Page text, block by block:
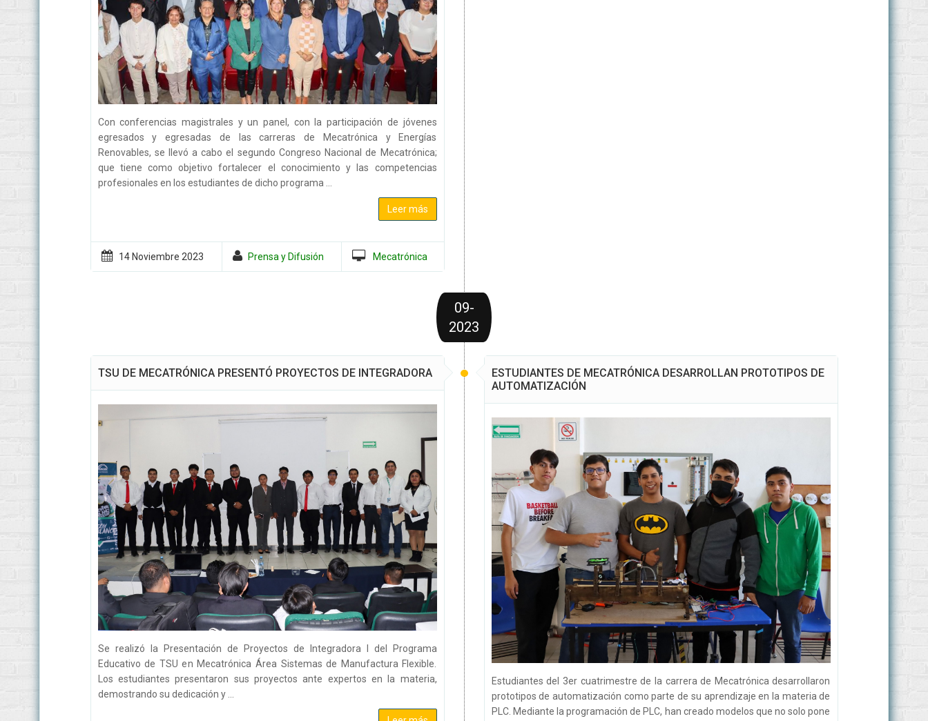
Con conferencias magistrales y un panel, con la participación de jóvenes
egresados y egresadas de las carreras de Mecatrónica y Energías
Renovables, se llevó a cabo el segundo Congreso Nacional de Mecatrónica;
que tiene como objetivo fortalecer el conocimiento y las competencias
profesionales en los estudiantes de dicho programa ...
Leer más
14 Noviembre 2023 Prensa y Difusión Mecatrónica
09-
2023
ESTUDIANTES DE MECATRÓNICA DESARROLLAN PROTOTIPOS DE
AUTOMATIZACIÓN
Estudiantes del 3er cuatrimestre de la carrera de Mecatrónica desarrollaron
prototipos de automatización como parte de su aprendizaje en la materia de
PLC. Mediante la programación de PLC, han creado modelos que no solo pone
TSU DE MECATRÓNICA PRESENTÓ PROYECTOS DE INTEGRADORA
Se realizó la Presentación de Proyectos de Integradora I del Programa
Educativo de TSU en Mecatrónica Área Sistemas de Manufactura Flexible.
Los estudiantes presentaron sus proyectos ante expertos en la materia,
demostrando su dedicación y ...